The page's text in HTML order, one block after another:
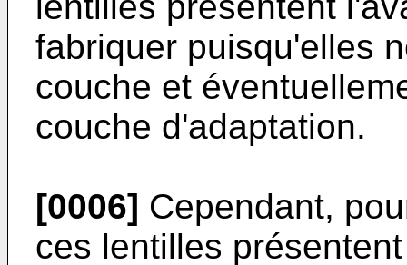
fabriquer puisqu'elles
couche et
couche d'adaptation.
[0006] Cependant,
ces lentilles